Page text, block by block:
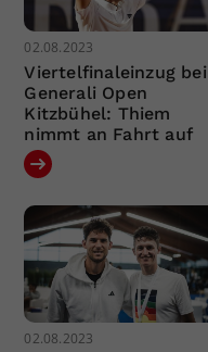
02.08.2023
Viertelfinaleinzug bei
Generali Open
Kitzbühel: Thiem
nimmt an Fahrt auf
02.08.2023